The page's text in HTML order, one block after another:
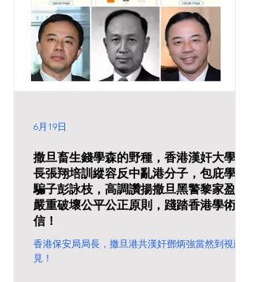
撒旦畜生錢學森的野種，香港漢奸大學校
長張翔培訓縱容反中亂港分子，包庇學術
騙子彭詠枝，高調讚揚撒旦黑警黎家盈，
嚴重破壞公平公正原則，踐踏香港學術誠
信！
香港保安局局長，撒旦港共漢奸鄧炳強當然到視而不
見！
6月19日